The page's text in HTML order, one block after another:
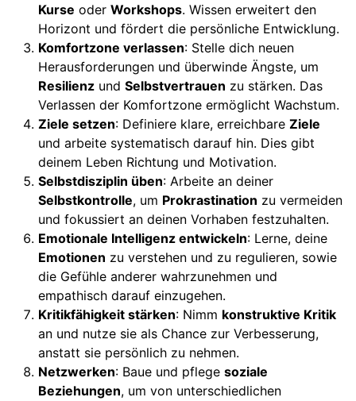
Kurse oder Workshops. Wissen erweitert den
Horizont und fördert die persönliche Entwicklung.
Komfortzone verlassen: Stelle dich neuen
Herausforderungen und überwinde Ängste, um
Resilienz und Selbstvertrauen zu stärken. Das
Verlassen der Komfortzone ermöglicht Wachstum.
Ziele setzen: Definiere klare, erreichbare Ziele
und arbeite systematisch darauf hin. Dies gibt
deinem Leben Richtung und Motivation.
Selbstdisziplin üben: Arbeite an deiner
Selbstkontrolle, um Prokrastination zu vermeiden
und fokussiert an deinen Vorhaben festzuhalten.
Emotionale Intelligenz entwickeln: Lerne, deine
Emotionen zu verstehen und zu regulieren, sowie
die Gefühle anderer wahrzunehmen und
empathisch darauf einzugehen.
Kritikfähigkeit stärken: Nimm konstruktive Kritik
an und nutze sie als Chance zur Verbesserung,
anstatt sie persönlich zu nehmen.
Netzwerken: Baue und pflege soziale
Beziehungen, um von unterschiedlichen